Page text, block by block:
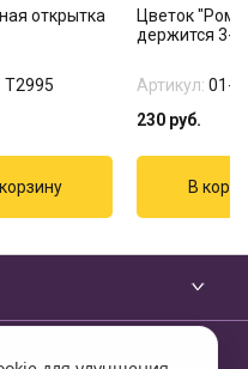
открытка
Т2995
Цветок
держится 3-4
Артикул: 01-
230 руб.